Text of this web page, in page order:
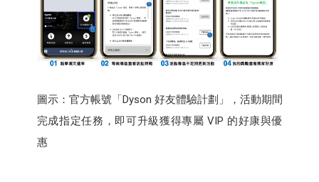
圖示：官方帳號「Dyson 好友體驗計劃」，活動期間
完成指定任務，即可升級獲得專屬 VIP 的好康與優
惠